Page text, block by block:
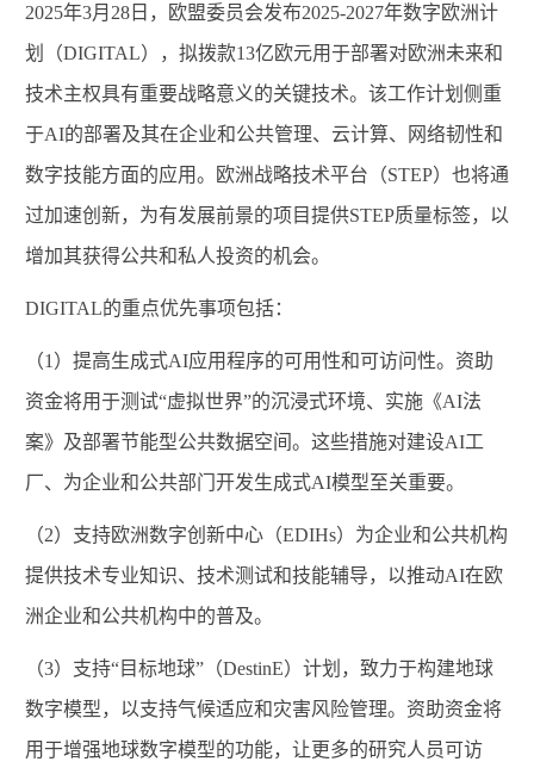
2025年3月 28 日，欧盟委员会发布2025-2027年数字欧洲计
划（DIGITAL），拟拨款13亿欧元用于部署对欧洲未来和
技术主权具有重要战略意义的关键技术。该工作计划侧重
于AI的部署及其在企业和公共管理、云计算、网络韧性和
数字技能方面的应用。欧洲战略技术平台（STEP）也将通
过加速创新，为有发展前景的项目提供STEP质量标签，以
增加其获得公共和私人投资的机会。
DIGITAL的重点优先事项包括：
（1 ）提高生成式AI应用程序的可用性和可访问性。资助
资金将用于测试“虚拟世界”的沉浸式环境、实施《AI法
案》及部署节能型公共数据空间。这些措施对建设AI工
厂、为企业和公共部门开发生成式AI模型至关重要。
（2）支持欧洲数字创新中心（EDIHs）为企业和公共机构
提供技术专业知识、技术测试和技能辅导，以推动AI在欧
洲企业和公共机构中的普及。
（3）支持“目标地球”（DestinE）计划，致力于构建地球
数字模型，以支持气候适应和灾害风险管理。资助资金将
用于增强地球数字模型的功能， 让更多的研究人员可访